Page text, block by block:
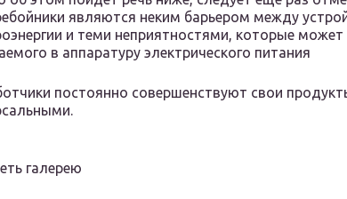
являются неким барьером между
и теми неприятностями, которые может
в аппаратуру электрического питания
постоянно совершенствуют свои
галерею